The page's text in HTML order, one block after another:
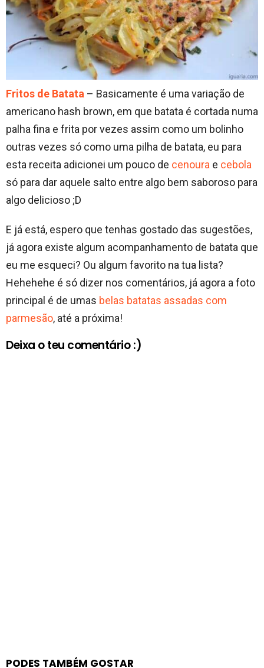
Fritos de Batata – Basicamente é uma variação de
americano hash brown, em que batata é cortada numa
palha fina e frita por vezes assim como um bolinho
outras vezes só como uma pilha de batata, eu para
esta receita adicionei um pouco de cenoura e cebola
só para dar aquele salto entre algo bem saboroso para
algo delicioso ;D
E já está, espero que tenhas gostado das sugestões,
já agora existe algum acompanhamento de batata que
eu me esqueci? Ou algum favorito na tua lista?
Hehehehe é só dizer nos comentários, já agora a foto
principal é de umas belas batatas assadas com
parmesão, até a próxima!
Deixa o teu comentário :)
PODES TAMBÉM GOSTAR